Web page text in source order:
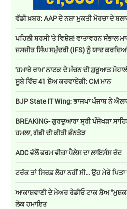
ਵੱਡੀ ਖ਼ਬਰ: AAP ਦੇ ਨਸ਼ਾ ਮੁਕਤੀ ਮੋਰਚਾ ਦੇ
ਪਹਿਲੀ ਬਰਸੀ 'ਤੇ ਵਿਸ਼ੇਸ਼! ਵਾਤਾਵਰਨ ਸੰਭਾਲ
ਜਸਜੀਤ ਸਿੰਘ ਸਮੁੰਦਰੀ (IFS) ਨੂੰ ਯਾਦ
'ਹਮਾਰੇ ਰਾਮ' ਨਾਟਕ ਦੇ ਮੰਚਨ ਦੀ ਸ਼ੁਰੂਆਤ
ਸੂਬੇ ਵਿੱਚ 41 ਸ਼ੋਅ ਕਰਵਾਏਗੀ: CM ਮਾਨ
BJP State IT Wing: ਭਾਜਪਾ ਪੰਜਾਬ ਨੇ
BREAKING- ਗੁਰਦੁਆਰਾ ਸ੍ਰੀ ਪੰਜੋਖੜਾ
ਹਮਲਾ, ਗੱਡੀ ਦੀ ਕੀਤੀ ਭੰਨਤੋੜ
ADC ਵੱਲੋਂ ਫਰਮ ਵੀਜ਼ਾ ਪੈਲੇਸ ਦਾ ਲਾਇਸੰਸ ਰੱਦ
ਟਰੱਕ ਤਾਂ ਸਿਰਫ਼ ਲੋਹਾ ਨਹੀਂ ਸੀ… ਉਹ ਮੇਰੇ ਪਿਤਾ
ਆਕਾਸ਼ਵਾਣੀ ਦੇ ਮੇਅਰ ਰੇਡੀਓ ਟਾਕ ਸ਼ੋਅ
ਲੋਕ ਹਮਾਇਤ